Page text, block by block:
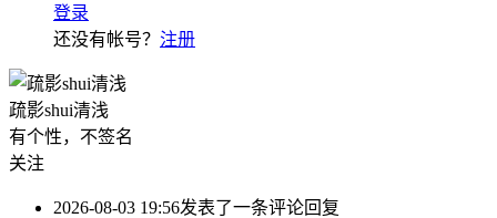
登录
还没有帐号？ 注册
疏影shui清浅
有个性，不签名
关注
2026-08-03 19:56发表了一条评论回复